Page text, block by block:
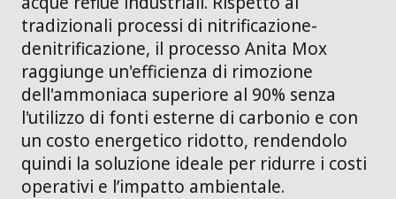
tradizionali processi di nitrificazione-
denitrificazione, il processo Anita Mox
raggiunge un'efficienza di rimozione
dell'ammoniaca superiore al 90% senza
l'utilizzo di fonti esterne di carbonio e con
un costo energetico ridotto, rendendolo
quindi la soluzione ideale per ridurre i costi
operativi e l’impatto ambientale.